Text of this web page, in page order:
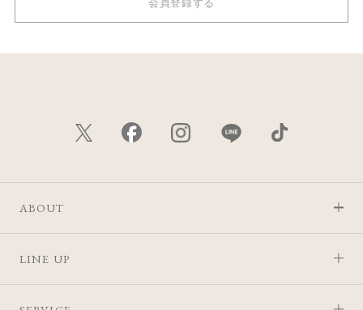
会員登録する
ABOUT
LINE UP